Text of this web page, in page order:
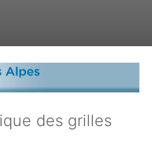
des grilles